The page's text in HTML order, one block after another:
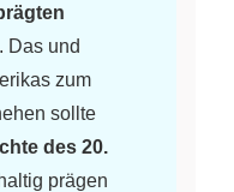
Das und
zum
sollte
des 20.
prägen